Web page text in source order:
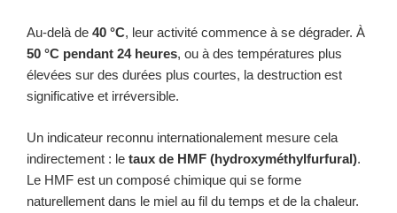
Au-delà de 40 °C, leur activité commence à se dégrader. À
50 °C pendant 24 heures, ou à des températures plus
élevées sur des durées plus courtes, la destruction est
significative et irréversible.
Un indicateur reconnu internationalement mesure cela
indirectement : le taux de HMF (hydroxyméthylfurfural).
Le HMF est un composé chimique qui se forme
naturellement dans le miel au fil du temps et de la chaleur.